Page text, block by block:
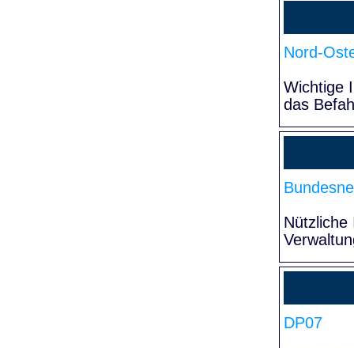
Nord-
Wichtige
das
Nützliche
DP07